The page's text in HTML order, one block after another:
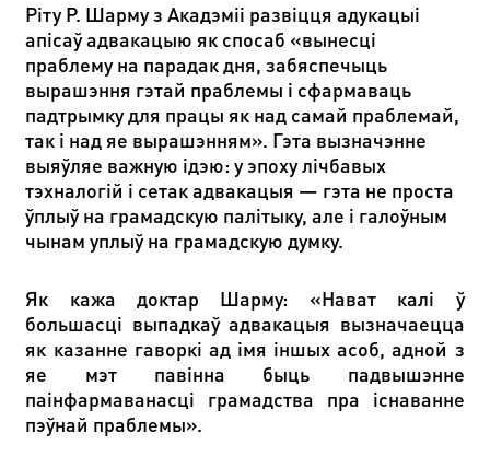
Ріту Р. Шарму з Акадэміі развіцця адукацыі
апісаў адвакацыю як спосаб «вынесці
праблему на парадак дня, забяспечыць
вырашэння гэтай праблемы і сфармаваць
падтрымку для працы як над самай праблемай,
так і над яе вырашэнням». Гэта вызначэнне
выяўляе важную ідэю: у эпоху лічбавых
тэхналогій і сетак адвакацыя — гэта не проста
ўплыў на грамадскую палітыку, але і галоўным
чынам уплыў на грамадскую думку.
Як кажа доктар Шарму: «Нават калі ў
большасці выпадкаў адвакацыя вызначаецца
як казанне гаворкі ад імя іншых асоб, адной з
яе мэт павінна быць падвышэнне
паінфармаванасці грамадства пра існаванне
пэўнай праблемы».